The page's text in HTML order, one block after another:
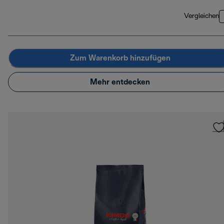
Vergleichen
Zum Warenkorb hinzufügen
Mehr entdecken